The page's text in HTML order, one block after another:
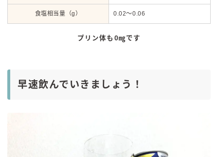
食塩相当量（g） 0.02～0.06
プリン体も0㎎です
早速飲んでいきましょう！